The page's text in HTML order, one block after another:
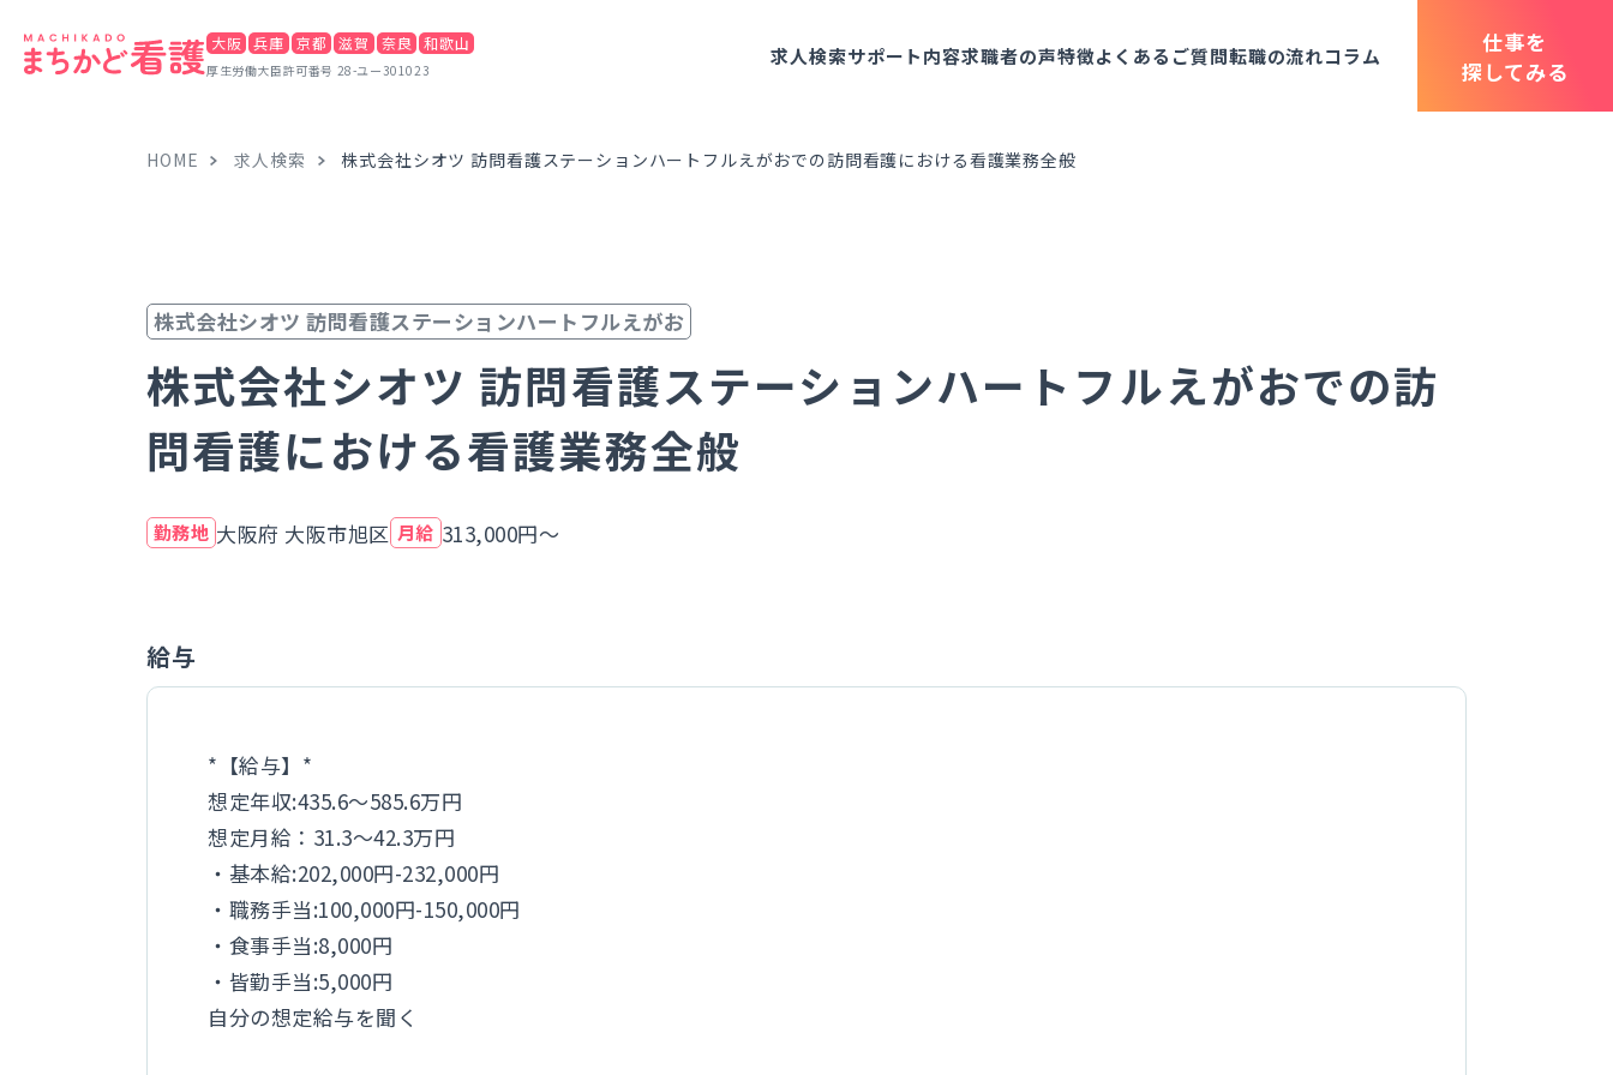
大阪 兵庫 京都 滋賀 奈良 和歌山
厚生労働大臣許可番号 28-ユー301023
求人検索サポート内容求職者の声特徴よくあるご質問転職の流れコラム
仕事を
探してみる
HOME 求人検索 株式会社シオツ 訪問看護ステーションハートフルえがおでの訪問看護における看護業務全般
株式会社シオツ 訪問看護ステーションハートフルえがお
株式会社シオツ 訪問看護ステーションハートフルえがおでの訪
問看護における看護業務全般
勤務地 大阪府 大阪市旭区 月給 313,000円～
給与
*【給与】*
想定年収:435.6～585.6万円
想定月給：31.3～42.3万円
・基本給:202,000円-232,000円
・職務手当:100,000円-150,000円
・食事手当:8,000円
・皆勤手当:5,000円
自分の想定給与を聞く